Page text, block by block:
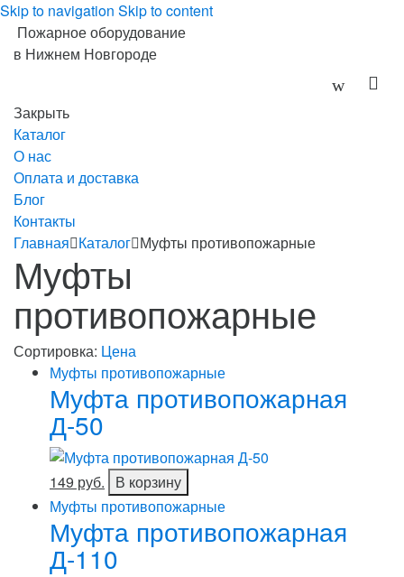
Skip to navigation Skip to content
Пожарное оборудование
в Нижнем Новгороде
Закрыть
Каталог
О нас
Оплата и доставка
Блог
Контакты
Главная Каталог Муфты противопожарные
Муфты
противопожарные
Сортировка: Цена
Муфты противопожарные
Муфта противопожарная
Д-50
149 руб.
В корзину
Муфты противопожарные
Муфта противопожарная
Д-110